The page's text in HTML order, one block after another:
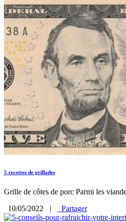
5 recettes de grillades
Grille de côtes de porc Parmi les
10/05/2022
| Partager